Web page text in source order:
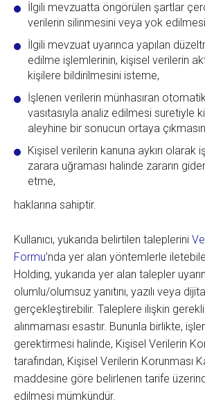
İlgili mevzuatta öngörülen şartlar
verilerin silinmesini veya yok
İlgili mevzuat uyarınca yapılan
edilme işlemlerinin, kişisel verilerin
kişilere bildirilmesini isteme,
İşlenen verilerin münhasıran
vasıtasıyla analiz edilmesi suretiyle
aleyhine bir sonucun ortaya
Kişisel verilerin kanuna aykırı olarak
zarara uğraması halinde zararın
etme,
haklarına sahiptir.
Kullanıcı, yukarıda belirtilen taleplerini
Formu’nda yer alan yöntemlerle
Holding, yukarıda yer alan talepler
olumlu/olumsuz yanıtını, yazılı veya
gerçekleştirebilir. Taleplere ilişkin
alınmaması esastır. Bununla birlikte,
gerektirmesi halinde, Kişisel Verilerin
tarafından, Kişisel Verilerin Korunması
maddesine göre belirlenen tarife
edilmesi mümkündür.